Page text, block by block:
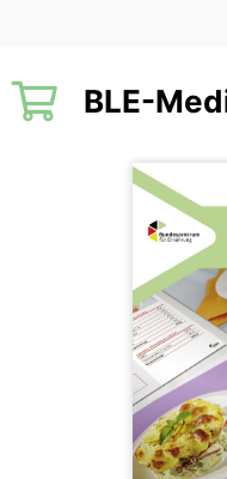
BLE-